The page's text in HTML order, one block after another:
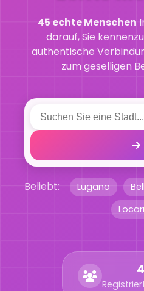
45 echte Menschen
darauf, Sie
authentische
zum geselligen
Beliebt: Lugano